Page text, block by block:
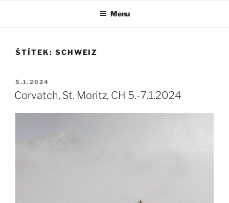
Menu
ŠTÍTEK: SCHWEIZ
PUBLIKOVÁNO
5.1.2024
Corvatch, St. Moritz, CH 5.-7.1.2024